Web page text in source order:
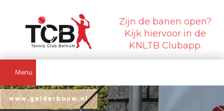
Zijn de banen open?
Kijk hiervoor in de
KNLTB Clubapp.
Menu